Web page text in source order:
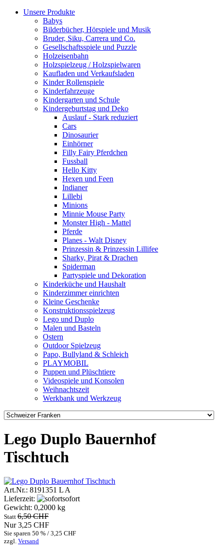
Unsere Produkte
Babys
Bilderbücher, Hörspiele und Musik
Bruder, Siku, Carrera und Co.
Gesellschaftsspiele und Puzzle
Holzeisenbahn
Holzspielzeug / Holzspielwaren
Kaufladen und Verkaufsladen
Kinder Rollenspiele
Kinderfahrzeuge
Kindergarten und Schule
Kindergeburtstag und Deko
Auslauf - Stark reduziert
Cars
Dinosaurier
Einhörner
Filly Fairy Pferdchen
Fussball
Hello Kitty
Hexen und Feen
Indianer
Lillebi
Minions
Minnie Mouse Party
Monster High - Mattel
Pferde
Planes - Walt Disney
Prinzessin & Prinzessin Lillifee
Sharky, Pirat & Drachen
Spiderman
Partyspiele und Dekoration
Kinderküche und Haushalt
Kinderzimmer einrichten
Kleine Geschenke
Konstruktionsspielzeug
Lego und Duplo
Malen und Basteln
Ostern
Outdoor Spielzeug
Papo, Bullyland & Schleich
PLAYMOBIL
Puppen und Plüschtiere
Videospiele und Konsolen
Weihnachtszeit
Werkbank und Werkzeug
Lego Duplo Bauernhof
Tischtuch
Art.Nr.: 8191351 L A
Lieferzeit:
sofort
Gewicht: 0,2000 kg
Statt 6,50 CHF
Nur 3,25 CHF
Sie sparen 50 % / 3,25 CHF
zzgl. Versand